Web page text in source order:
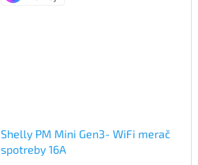
Shelly PM Mini Gen3- WiFi merač
spotreby 16A